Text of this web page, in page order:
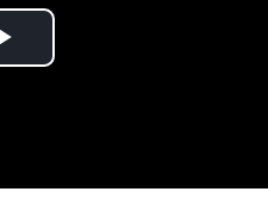
Play Video